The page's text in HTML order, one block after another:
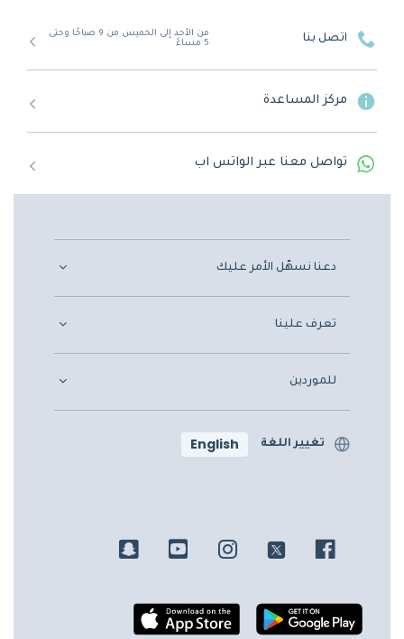
اتصل بنا
من الأحد إلى الخميس من 9 صباحًا وحتى
5 مساءً
مركز المساعدة
تواصل معنا عبر الواتس اب
دعنا نسهّل الأمر عليك
تعرف علينا
للموردين
تغيير اللغة English